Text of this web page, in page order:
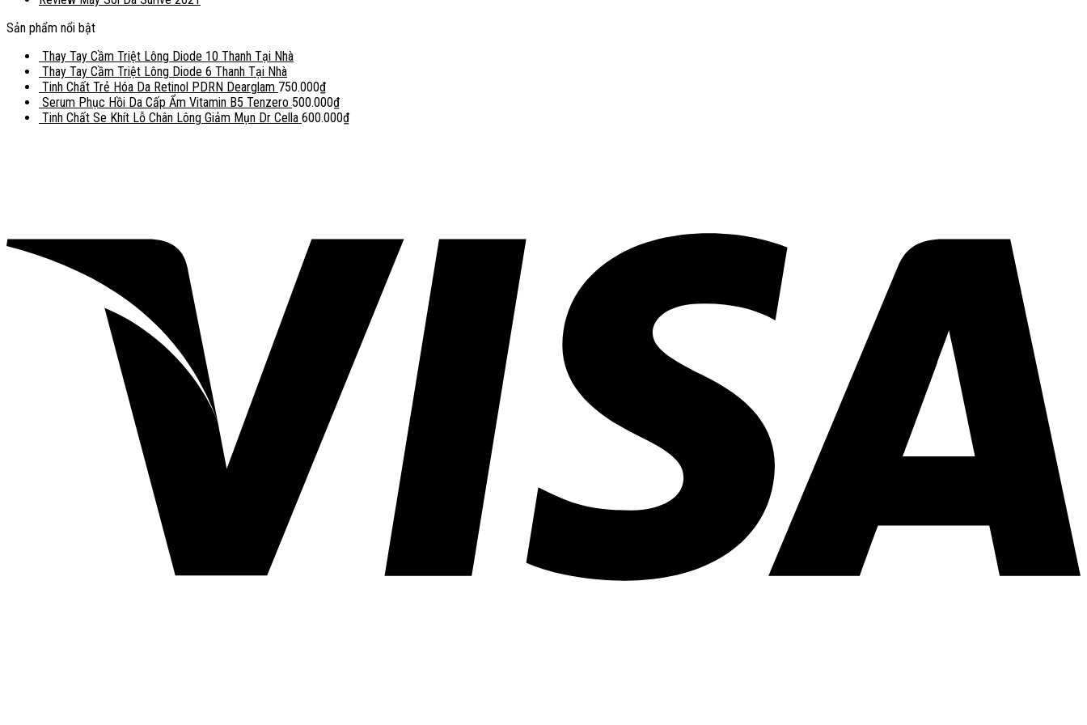
Sản phẩm nổi bật
Thay Tay Cầm Triệt Lông Diode 10 Thanh Tại Nhà
Thay Tay Cầm Triệt Lông Diode 6 Thanh Tại Nhà
Tinh Chất Trẻ Hóa Da Retinol PDRN Dearglam 750.000₫
Serum Phục Hồi Da Cấp Ẩm Vitamin B5 Tenzero 500.000₫
Tinh Chất Se Khít Lỗ Chân Lông Giảm Mụn Dr Cella 600.000₫